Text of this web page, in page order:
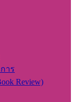
าร
Review)